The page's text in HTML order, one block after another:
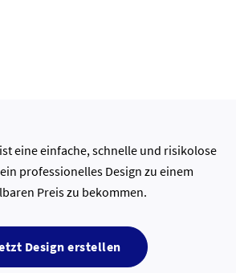
eine einfache, schnelle und risikolose
professionelles Design zu einem
Preis zu bekommen.
Design erstellen